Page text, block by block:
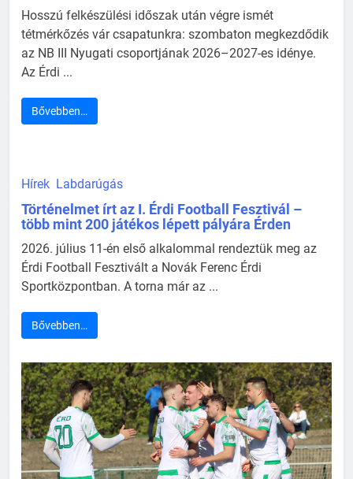
Hosszú felkészülési időszak után végre ismét
tétmérkőzés vár csapatunkra: szombaton megkezdődik
az NB III Nyugati csoportjának 2026–2027-es idénye.
Az Érdi ...
Bővebben…
Hírek Labdarúgás
Történelmet írt az I. Érdi Football Fesztivál –
több mint 200 játékos lépett pályára Érden
2026. július 11-én első alkalommal rendeztük meg az
Érdi Football Fesztivált a Novák Ferenc Érdi
Sportközpontban. A torna már az ...
Bővebben…